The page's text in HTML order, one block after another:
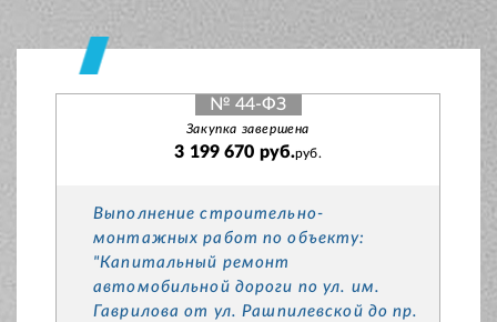
№ 44-ФЗ
Закупка завершена
3 199 670 руб.руб.
Выполнение строительно-
монтажных работ по объекту:
"Капитальный ремонт
автомобильной дороги по ул. им.
Гаврилова от ул. Рашпилевской до пр.